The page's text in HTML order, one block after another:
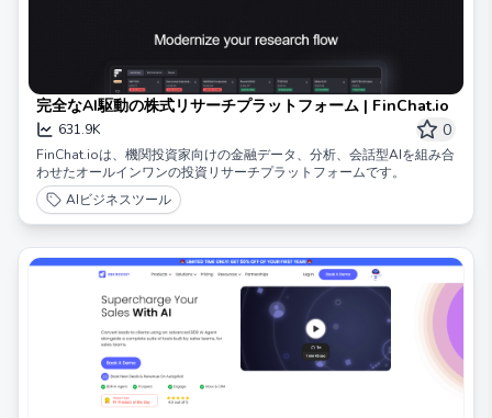
完全なAI駆動の株式リサーチプラットフォーム | FinChat.io
631.9K 0
FinChat.ioは、機関投資家向けの金融データ、分析、会話型AIを組み合
わせたオールインワンの投資リサーチプラットフォームです。
AIビジネスツール